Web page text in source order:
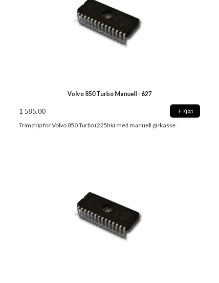
Volvo 850 Turbo Manuell - 627
1 585,00 Kjøp
Trimchip for Volvo 850 Turbo (225hk) med manuell girkasse.